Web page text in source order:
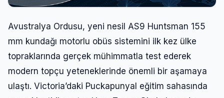
Avustralya Ordusu, yeni nesil AS9 Huntsman 155
mm kundağı motorlu obüs sistemini ilk kez ülke
topraklarında gerçek mühimmatla test ederek
modern topçu yeteneklerinde önemli bir aşamaya
ulaştı. Victoria’daki Puckapunyal eğitim sahasında